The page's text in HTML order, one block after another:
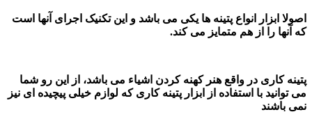
اصولا ابزار انواع پتینه ها یکی می باشد و این تکنیک اجرای آنها است
که آنها را از هم متمایز می کند.
پتینه کاری در واقع هنر کهنه کردن اشیاء می باشد، از این رو شما
می توانید با استفاده از ابزار پتینه کاری که لوازم خیلی پیچیده ای نیز
نمی باشند